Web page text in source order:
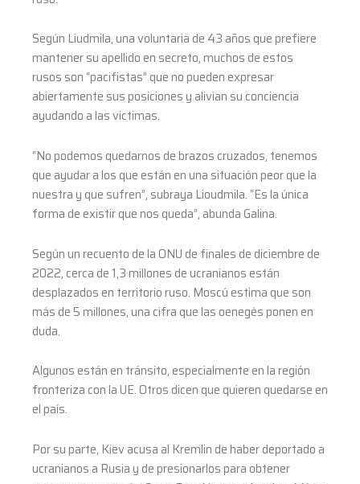
Según Liudmila, una voluntaria de 43 años que prefiere
mantener su apellido en secreto, muchos de estos
rusos son “pacifistas” que no pueden expresar
abiertamente sus posiciones y alivian su conciencia
ayudando a las víctimas.
“No podemos quedarnos de brazos cruzados, tenemos
que ayudar a los que están en una situación peor que la
nuestra y que sufren”, subraya Lioudmila. “Es la única
forma de existir que nos queda”, abunda Galina.
Según un recuento de la ONU de finales de diciembre de
2022, cerca de 1,3 millones de ucranianos están
desplazados en territorio ruso. Moscú estima que son
más de 5 millones, una cifra que las oenegés ponen en
duda.
Algunos están en tránsito, especialmente en la región
fronteriza con la UE. Otros dicen que quieren quedarse en
el país.
Por su parte, Kiev acusa al Kremlin de haber deportado a
ucranianos a Rusia y de presionarlos para obtener